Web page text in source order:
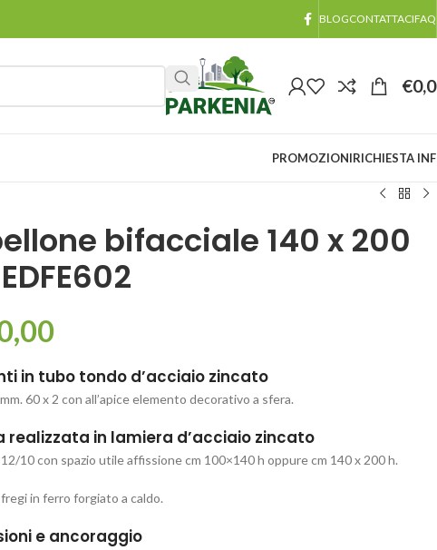
BLOGCONTATTACIFAQ
€
PROMOZIONIRICHIESTA
bifacciale 140 x 200
in tubo tondo d’acciaio zincato
60 x 2 con all’apice elemento decorativo a sfera.
realizzata in lamiera d’acciaio zincato
10 con spazio utile affissione cm 100×140 h oppure cm 140 x 200 h.
in ferro forgiato a caldo.
e ancoraggio